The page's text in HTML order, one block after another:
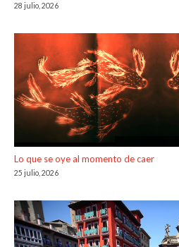
28 julio, 2026
Lo que se oye al momento de caer
25 julio, 2026